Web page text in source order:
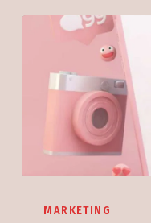
κοινωνικής
MARKETING